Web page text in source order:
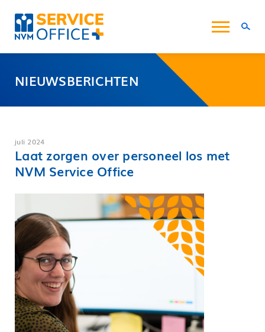
Onze diensten
Nieuwsberichten
Vacatures
Over ons
NIEUWSBERICHTEN
juli 2024
Laat zorgen over personeel los met
NVM Service Office